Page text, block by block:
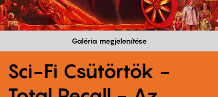
Galéria megjelenítése
Sci-Fi Csütörtök -